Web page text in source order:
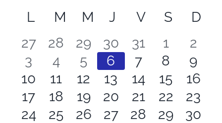
une
Calendrier
Évènements
LLUNDI
M MARDI
M MERCREDI
J JEUDI
V VENDREDI
S D
0
évènements
27
0
évènements
28
0
évènements
29
0
évènements
30
0
évènements
31
0
1
0
2
0
évènements
3
0
évènements
4
0
évènements
5
0
évènements
6
0
évènements
7
0
8
0
9
0
évènements
10
0
évènements
11
0
évènements
12
0
évènements
13
0
évènements
14
0
15
0
16
0
évènements
17
0
évènements
18
0
évènements
19
0
évènements
20
0
évènements
21
0
22
0
23
0
24
0
25
0
26
0
27
0
28
0
29
0
30